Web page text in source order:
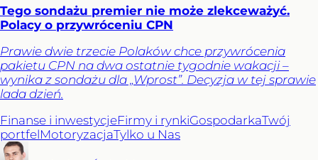
Tego sondażu premier nie może zlekceważyć.
Polacy o przywróceniu CPN
Prawie dwie trzecie Polaków chce przywrócenia
pakietu CPN na dwa ostatnie tygodnie wakacji –
wynika z sondażu dla „Wprost”. Decyzja w tej sprawie
lada dzień.
Finanse i inwestycjeFirmy i rynkiGospodarkaTwój
portfelMotoryzacjaTylko u Nas